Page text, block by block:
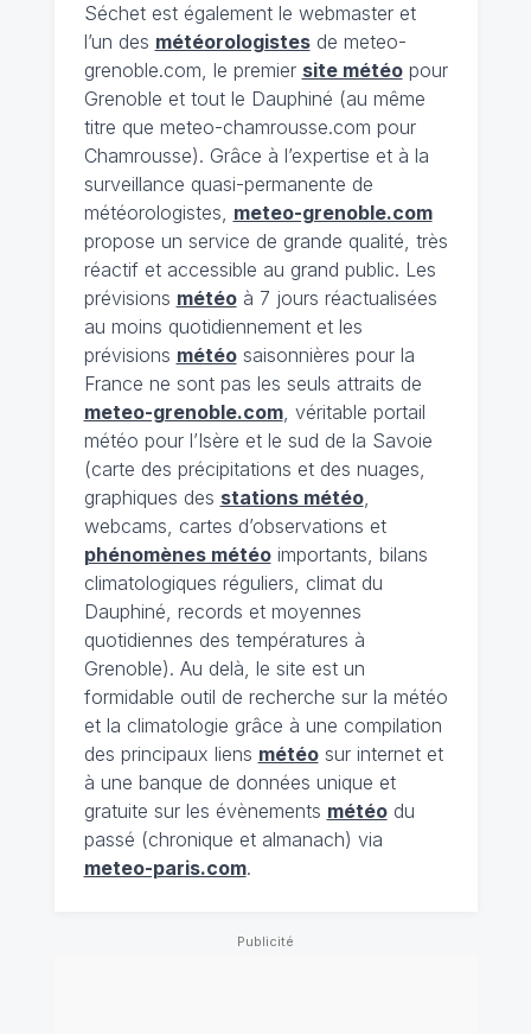
Séchet est également le webmaster et
l’un des météorologistesde meteo-
grenoble.com, le premier site météopour
Grenoble et tout le Dauphiné (au même
titre que meteo-chamrousse.com pour
Chamrousse). Grâce à l’expertise et à la
surveillance quasi-permanente de
météorologistes, meteo-grenoble.com
propose un service de grande qualité, très
réactif et accessible au grand public. Les
prévisions météoà 7 jours réactualisées
au moins quotidiennement et les
prévisions météosaisonnières pour la
France ne sont pas les seuls attraits de
meteo-grenoble.com, véritable portail
météo pour l’Isère et le sud de la Savoie
(carte des précipitations et des nuages,
graphiques des stations météo,
webcams, cartes d’observations et
phénomènes météoimportants, bilans
climatologiques réguliers, climat du
Dauphiné, records et moyennes
quotidiennes des températures à
Grenoble). Au delà, le site est un
formidable outil de recherche sur la météo
et la climatologie grâce à une compilation
des principaux liens météosur internet et
à une banque de données unique et
gratuite sur les évènements météodu
passé (chronique et almanach) via
meteo-paris.com.